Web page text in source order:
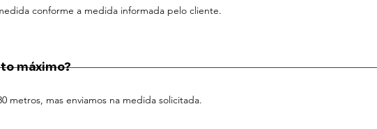
conforme a medida informada pelo cliente.
máximo?
metros, mas enviamos na medida solicitada.